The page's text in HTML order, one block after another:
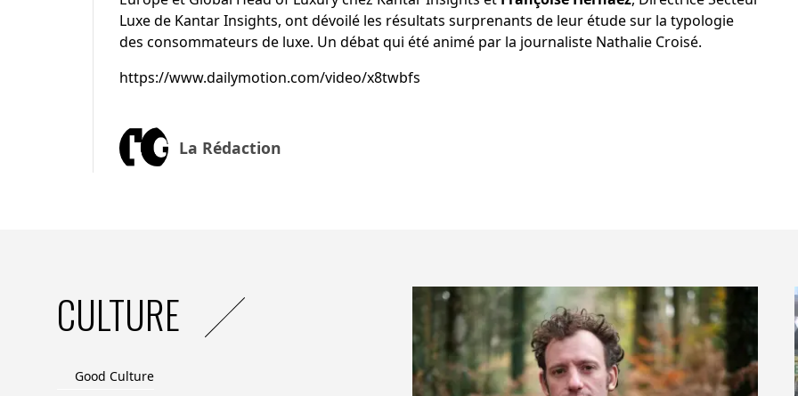
Luxe de Kantar Insights, ont dévoilé les résultats surprenants de leur étude sur la typologie
des consommateurs de luxe. Un débat qui été animé par la journaliste Nathalie Croisé.
https://www.dailymotion.com/video/x8twbfs
La Rédaction
CULTURE
Good Culture